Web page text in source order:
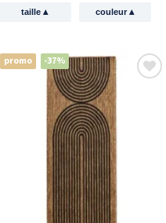
taille▴ couleur▴
promo -37%